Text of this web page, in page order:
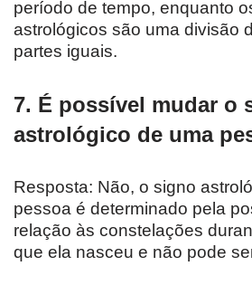
período de tempo, enquanto
astrológicos são uma divisão
partes iguais.
7. É possível mudar o
astrológico de uma
Resposta: Não, o signo
pessoa é determinado pela
relação às constelações
que ela nasceu e não pode